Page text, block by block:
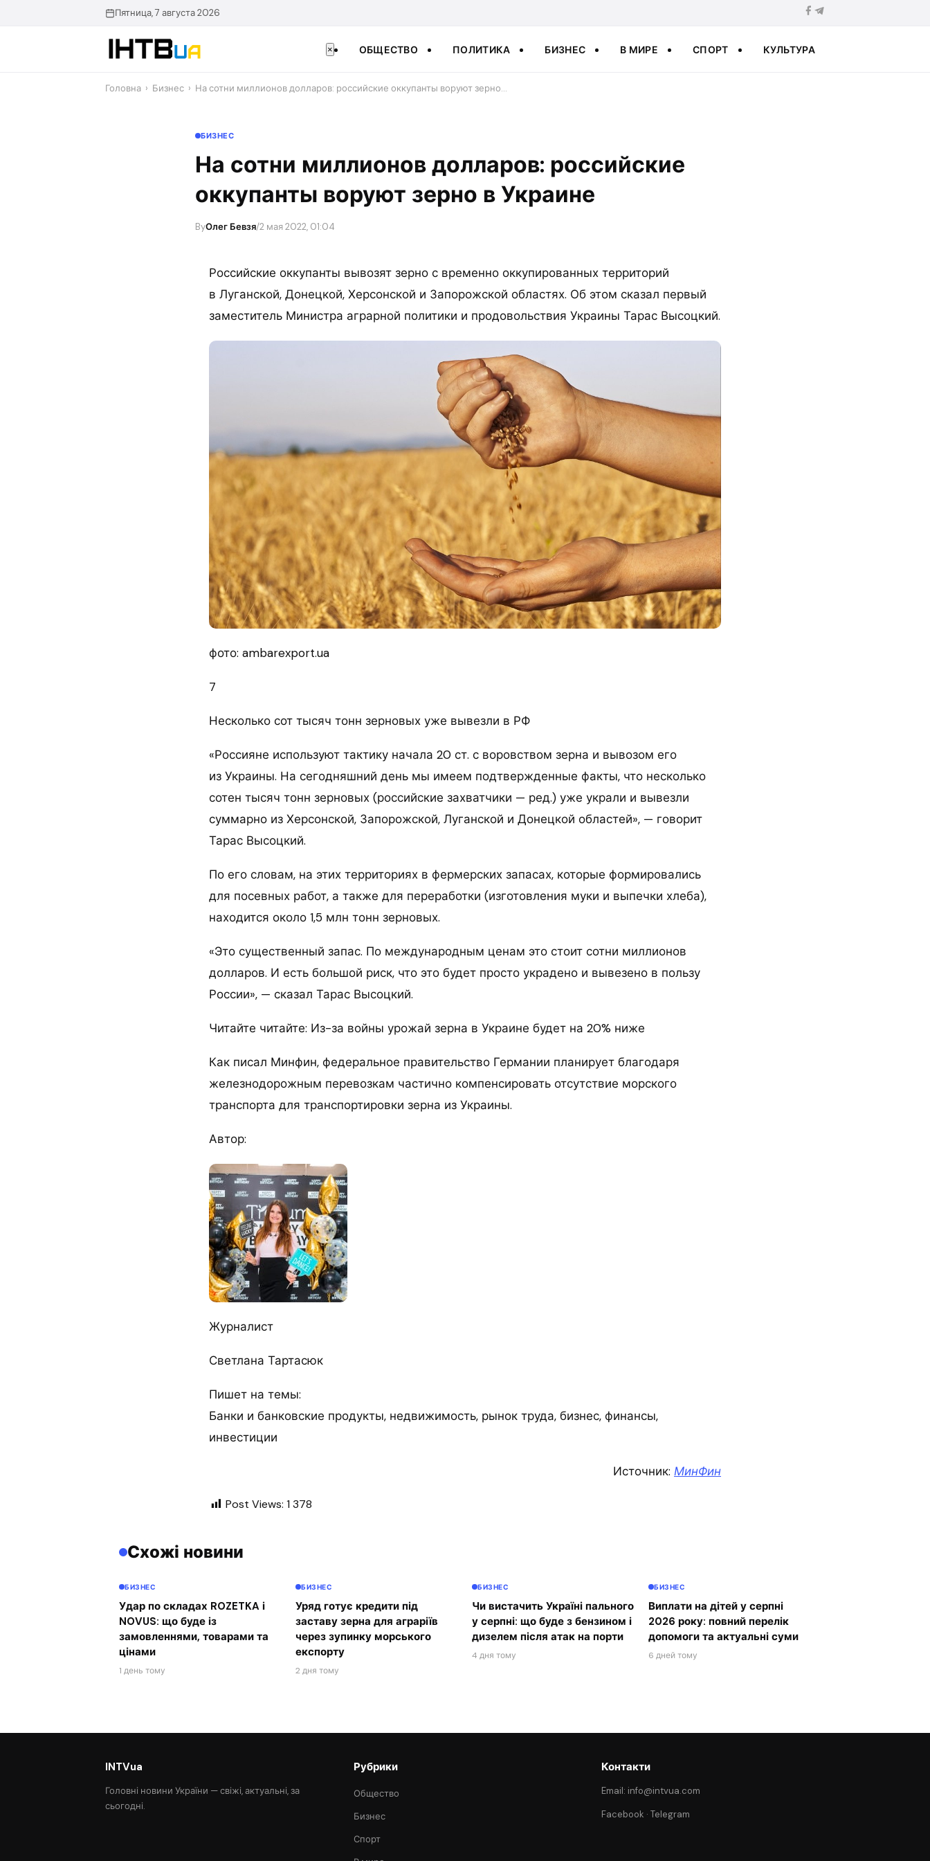
Пятница, 7 августа 2026
× ОБЩЕСТВО ПОЛИТИКА БИЗНЕС В МИРЕ СПОРТ КУЛЬТУРА
Головна › Бизнес › На сотни миллионов долларов: российские оккупанты воруют зерно…
БИЗНЕС
На сотни миллионов долларов: российские
оккупанты воруют зерно в Украине
ByОлег Бевзя/2 мая 2022, 01:04
Российские оккупанты вывозят зерно с временно оккупированных территорий
в Луганской, Донецкой, Херсонской и Запорожской областях. Об этом сказал первый
заместитель Министра аграрной политики и продовольствия Украины Тарас Высоцкий.
фото: ambarexport.ua
7
Несколько сот тысяч тонн зерновых уже вывезли в РФ
«Россияне используют тактику начала 20 ст. с воровством зерна и вывозом его
из Украины. На сегодняшний день мы имеем подтвержденные факты, что несколько
сотен тысяч тонн зерновых (российские захватчики — ред.) уже украли и вывезли
суммарно из Херсонской, Запорожской, Луганской и Донецкой областей», — говорит
Тарас Высоцкий.
По его словам, на этих территориях в фермерских запасах, которые формировались
для посевных работ, а также для переработки (изготовления муки и выпечки хлеба),
находится около 1,5 млн тонн зерновых.
«Это существенный запас. По международным ценам это стоит сотни миллионов
долларов. И есть большой риск, что это будет просто украдено и вывезено в пользу
России», — сказал Тарас Высоцкий.
Читайте читайте: Из-за войны урожай зерна в Украине будет на 20% ниже
Как писал Минфин, федеральное правительство Германии планирует благодаря
железнодорожным перевозкам частично компенсировать отсутствие морского
транспорта для транспортировки зерна из Украины.
Автор:
Журналист
Светлана Тартасюк
Пишет на темы:
Банки и банковские продукты, недвижимость, рынок труда, бизнес, финансы,
инвестиции
Источник: МинФин
Post Views: 1 378
Схожі новини
БИЗНЕС
Удар по складах ROZETKA і
NOVUS: що буде із
замовленнями, товарами та
цінами
1 день тому
БИЗНЕС
Уряд готує кредити під
заставу зерна для аграріїв
через зупинку морського
експорту
2 дня тому
БИЗНЕС
Чи вистачить Україні пального
у серпні: що буде з бензином і
дизелем після атак на порти
4 дня тому
БИЗНЕС
Виплати на дітей у серпні
2026 року: повний перелік
допомоги та актуальні суми
6 дней тому
INTVua
Головні новини України — свіжі, актуальні, за
сьогодні.
Рубрики
Общество
Бизнес
Спорт
Контакти
Email: info@intvua.com
Facebook ·Telegram